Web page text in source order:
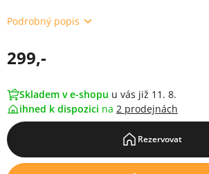
Podrobný popis
299,-
Skladem v e-shopu u vás již 11. 8.
ihned k dispozici na 2 prodejnách
Rezervovat